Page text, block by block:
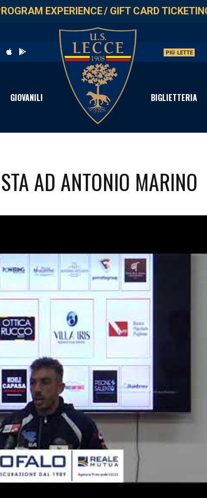
EXPERIENCE/ GIFT CARD
PIÙ LETTE
GIOVANILI BIGLIETTERIA
AD ANTONIO MARINO